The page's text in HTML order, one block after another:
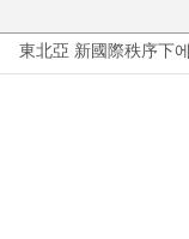
東北亞 新國際秩序下